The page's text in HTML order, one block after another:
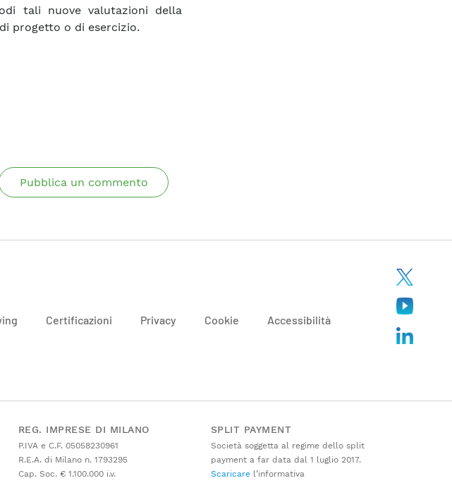
tali nuove valutazioni della
progetto o di esercizio.
Pubblica un commento
Certificazioni Privacy Cookie Accessibilità
REG. IMPRESE DI MILANO
P.IVA e C.F. 05058230961
R.E.A. di Milano n. 1793295
Cap. Soc. € 1.100.000 i.v.
SPLIT PAYMENT
Società soggetta al regime dello split
payment a far data dal 1 luglio 2017.
Scaricarel’informativa